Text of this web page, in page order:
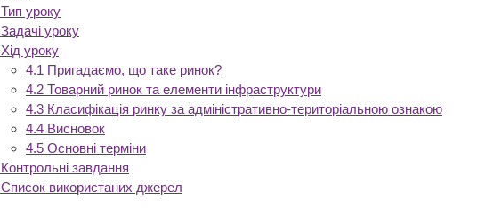
Тип уроку
Задачі уроку
Хід уроку
4.1 Пригадаємо, що таке ринок?
4.2 Товарний ринок та елементи інфраструктури
4.3 Класифікація ринку за адміністративно-територіальною ознакою
4.4 Висновок
4.5 Основні терміни
Контрольні завдання
Список використаних джерел